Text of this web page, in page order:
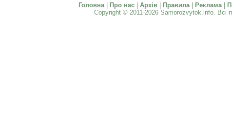
Головна| Про нас| Архів| Правила| Реклама|
Copyright © 2011-2026 Samorozvytok.info. Всі